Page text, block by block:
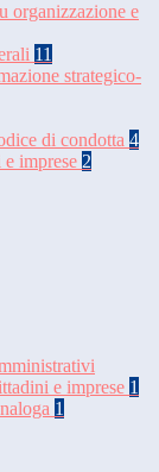
organizzazione e
11
strategico-
di condotta 4
imprese 2
e imprese 1
1